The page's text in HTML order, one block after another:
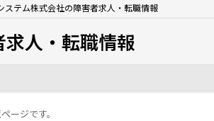
ステム株式会社の障害者求人・転職情報
人・転職情報
ージです。